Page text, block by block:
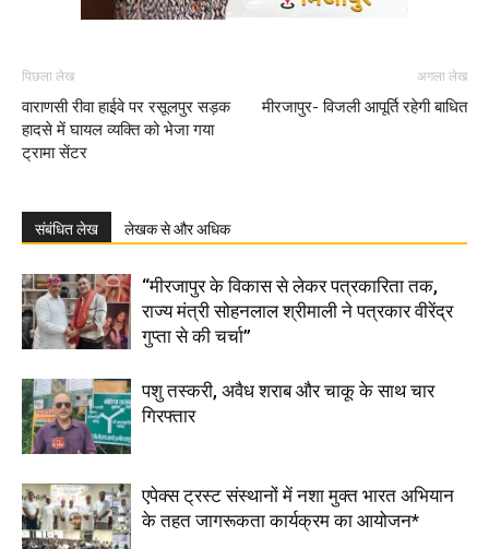
पिछला लेख
वाराणसी रीवा हाईवे पर रसूलपुर सड़क
हादसे में घायल व्यक्ति को भेजा गया
ट्रामा सेंटर
अगला लेख
मीरजापुर- विजली आपूर्ति रहेगी बाधित
संबंधित लेख लेखक से और अधिक
“मीरजापुर के विकास से लेकर पत्रकारिता तक,
राज्य मंत्री सोहनलाल श्रीमाली ने पत्रकार वीरेंद्र
गुप्ता से की चर्चा”
पशु तस्करी, अवैध शराब और चाकू के साथ चार
गिरफ्तार
एपेक्स ट्रस्ट संस्थानों में नशा मुक्त भारत अभियान
के तहत जागरूकता कार्यक्रम का आयोजन*